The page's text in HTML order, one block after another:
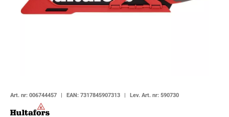
Art. nr: 006744457 EAN: 7317845907313 Lev. Art. nr: 590730